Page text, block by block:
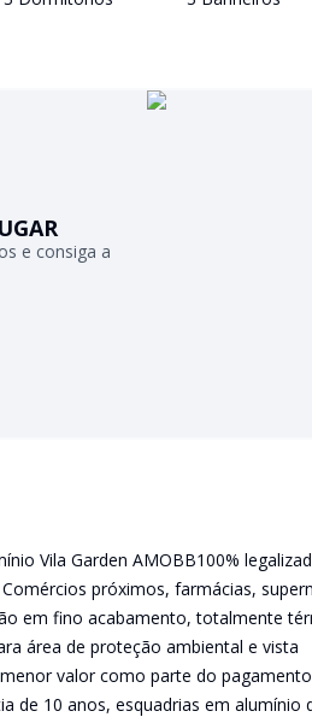
e consiga a
Vila Garden AMOBB100%
próximos, farmácias,
em fino acabamento, totalmente
área de proteção ambiental e vista
valor como parte do
de 10 anos, esquadrias em alumínio